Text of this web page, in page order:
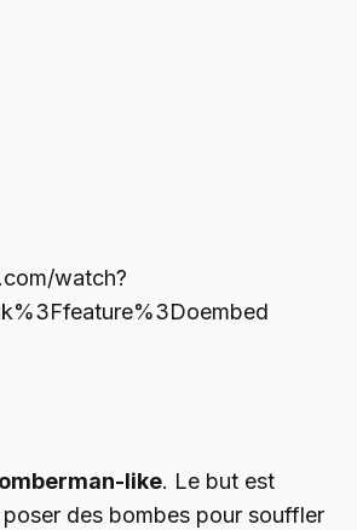
watch?
like. Le but est
des bombes pour souffler